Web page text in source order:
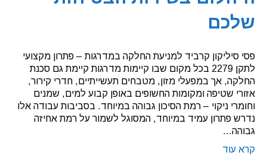
שלכם
פסי סיליקון קרביד למניעת החלקה במדרגות – פתרון מקצועי
לתקן 2279 בכל מקום שבו קיימות מדרגות קיימת גם סכנת
החלקה, אך במפעלי מזון, מטבחים תעשייתיים, חדרי קירור,
אזורי שטיפה ומקומות החשופים באופן קבוע למים, שמנים
וחומרי ניקוי – רמת הסיכון גבוהה במיוחד. בסביבות עבודה אלו
נדרש פתרון עמיד במיוחד, המסוגל לשמור על רמת אחיזה
גבוהה…
קרא עוד